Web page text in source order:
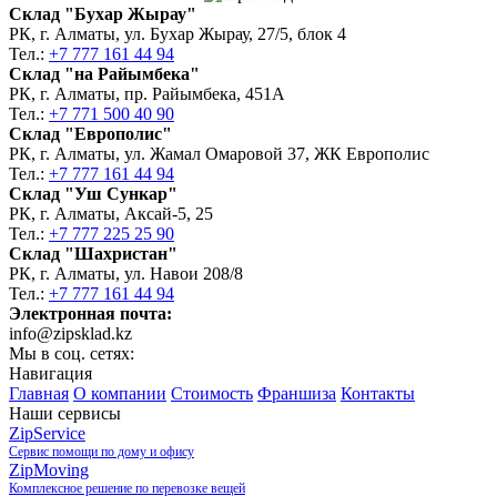
Склад "Бухар Жырау"
РК, г. Алматы, ул. Бухар Жырау, 27/5, блок 4
Тел.: +7 777 161 44 94
Склад "на Райымбека"
РК, г. Алматы, пр. Райымбека, 451А
Тел.: +7 771 500 40 90
Склад "Европолис"
РК, г. Алматы, ул. Жамал Омаровой 37, ЖК Европолис
Тел.: +7 777 161 44 94
Склад "Уш Сункар"
РК, г. Алматы, Аксай-5, 25
Тел.: +7 777 225 25 90
Склад "Шахристан"
РК, г. Алматы, ул. Навои 208/8
Тел.: +7 777 161 44 94
Электронная почта:
info@zipsklad.kz
Мы в соц. сетях:
Навигация
Главная О компании Стоимость Франшиза Контакты
Наши сервисы
ZipService
Сервис помощи по дому и офису
ZipMoving
Комплексное решение по перевозке вещей